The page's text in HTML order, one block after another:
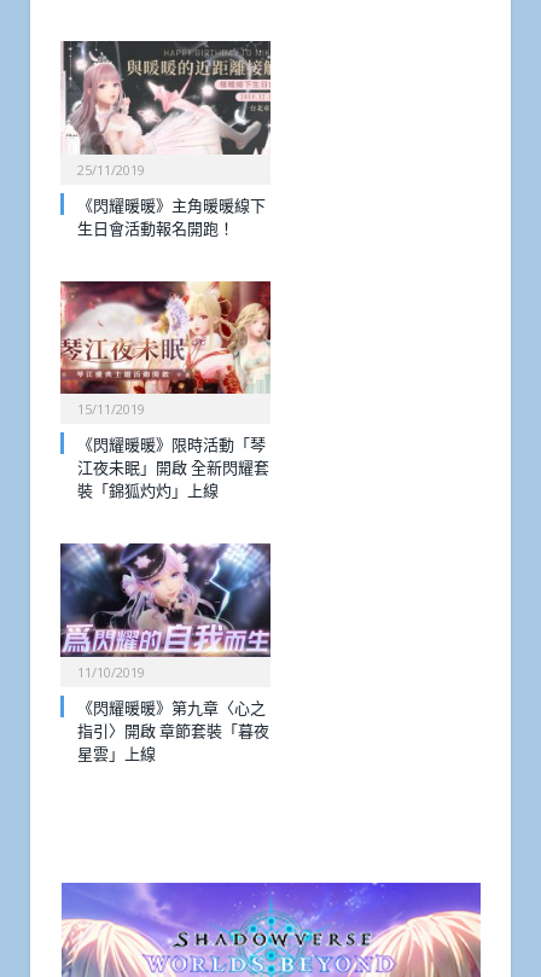
25/11/2019
《閃耀暖暖》主角暖暖線下
生日會活動報名開跑！
15/11/2019
《閃耀暖暖》限時活動「琴
江夜未眠」開啟 全新閃耀套
裝「錦狐灼灼」上線
11/10/2019
《閃耀暖暖》第九章〈心之
指引〉開啟 章節套裝「暮夜
星雲」上線